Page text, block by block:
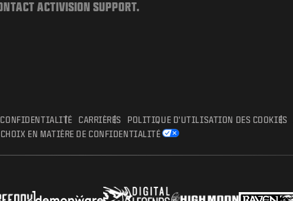
ACTIVISION SUPPORT.
CARRIÈRES POLITIQUE D'UTILISATION DES COOKIES
EN MATIÈRE DE CONFIDENTIALITÉ